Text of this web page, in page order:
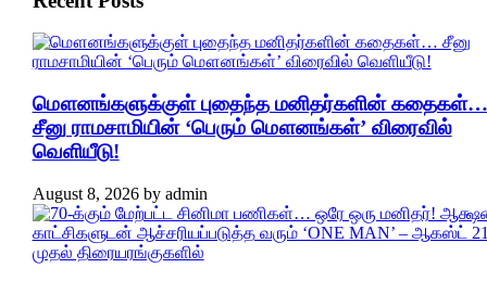
மௌனங்களுக்குள் புதைந்த மனிதர்களின் கதைகள்…
சீனு ராமசாமியின் ‘பெரும் மௌனங்கள்’ விரைவில்
வெளியீடு!
August 8, 2026by admin